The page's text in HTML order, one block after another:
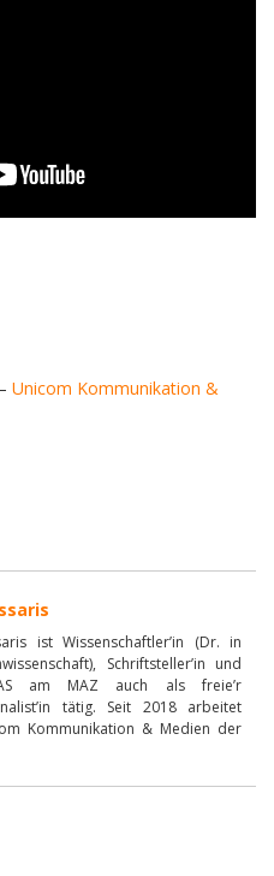
Unicom Kommunikation &
ist Wissenschaftler’in (Dr. in
Schriftsteller’in und
am MAZ auch als freie’r
tätig. Seit 2018 arbeitet
Kommunikation & Medien der